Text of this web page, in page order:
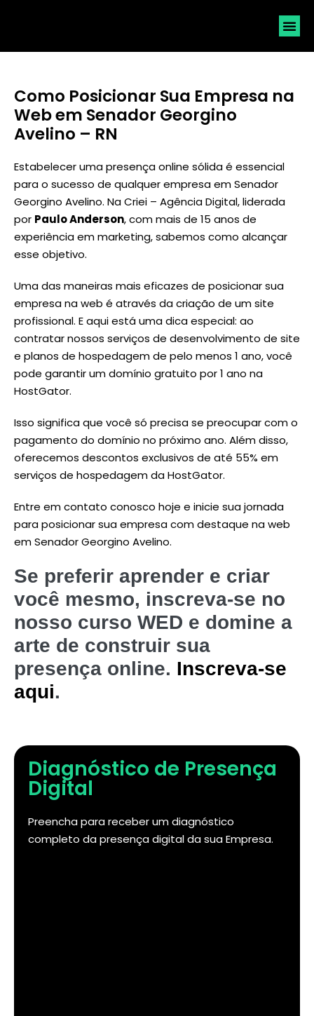
Como Posicionar Sua Empresa na
Web em Senador Georgino
Avelino – RN
Estabelecer uma presença online sólida é essencial
para o sucesso de qualquer empresa em Senador
Georgino Avelino. Na Criei – Agência Digital, liderada
por Paulo Anderson, com mais de 15 anos de
experiência em marketing, sabemos como alcançar
esse objetivo.
Uma das maneiras mais eficazes de posicionar sua
empresa na web é através da criação de um site
profissional. E aqui está uma dica especial: ao
contratar nossos serviços de desenvolvimento de site
e planos de hospedagem de pelo menos 1 ano, você
pode garantir um domínio gratuito por 1 ano na
HostGator.
Isso significa que você só precisa se preocupar com o
pagamento do domínio no próximo ano. Além disso,
oferecemos descontos exclusivos de até 55% em
serviços de hospedagem da HostGator.
Entre em contato conosco hoje e inicie sua jornada
para posicionar sua empresa com destaque na web
em Senador Georgino Avelino.
Se preferir aprender e criar
você mesmo, inscreva-se no
nosso curso WED e domine a
arte de construir sua
presença online. Inscreva-se
aqui.
Diagnóstico de Presença
Digital
Preencha para receber um diagnóstico
completo da presença digital da sua Empresa.